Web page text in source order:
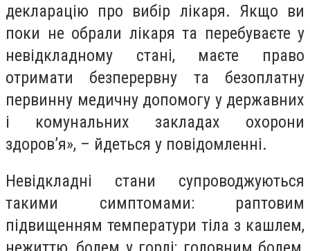
декларацію про вибір лікаря. Якщо ви
поки не обрали лікаря та перебуваєте у
невідкладному стані, маєте право
отримати безперервну та безоплатну
первинну медичну допомогу у державних
і комунальних закладах охорони
здоров’я», – йдеться у повідомленні.
Невідкладні стани супроводжуються
такими симптомами: раптовим
підвищенням температури тіла з кашлем,